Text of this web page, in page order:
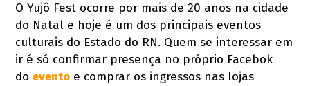
O Yujô Fest ocorre por mais de 20 anos na cidade
do Natal e hoje é um dos principais eventos
culturais do Estado do RN. Quem se interessar em
ir é só confirmar presença no próprio Facebok
doevento e comprar os ingressos nas lojas